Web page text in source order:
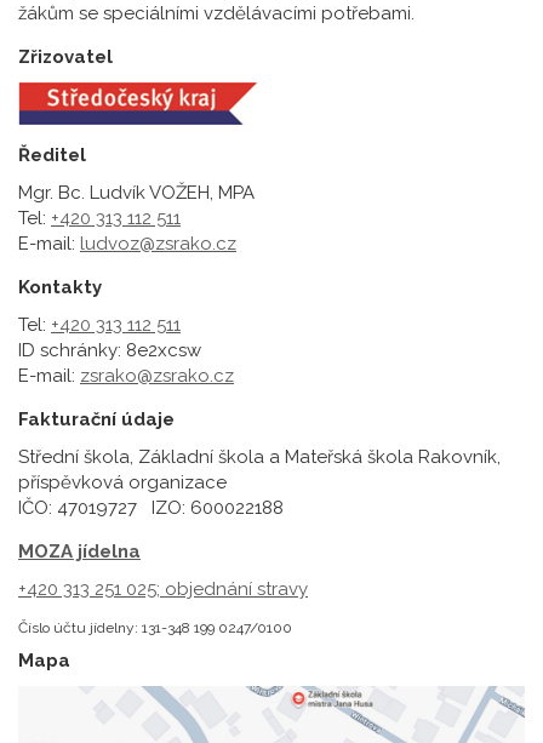
žákům se speciálními vzdělávacími potřebami.
Zřizovatel
Ředitel
Mgr. Bc. Ludvík VOŽEH, MPA
Tel: +420 313 112 511
E-mail: ludvoz@zsrako.cz
Kontakty
Tel: +420 313 112 511
ID schránky: 8e2xcsw
E-mail: zsrako@zsrako.cz
Fakturační údaje
Střední škola, Základní škola a Mateřská škola Rakovník,
příspěvková organizace
IČO: 47019727 IZO: 600022188
MOZA jídelna
+420 313 251 025; objednání stravy
Číslo účtu jídelny: 131-348 199 0247/0100
Mapa